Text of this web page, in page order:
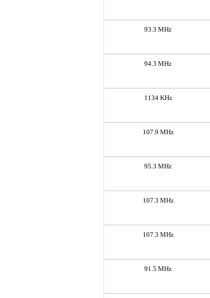
93.3 MHz
94.3 MHz
1134 KHz
107.9 MHz
95.3 MHz
107.3 MHz
107.3 MHz
91.5 MHz